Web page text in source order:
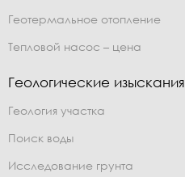
Геотермальное отопление
Тепловой насос – цена
Геологические изыскания
Геология участка
Поиск воды
Исследование грунта